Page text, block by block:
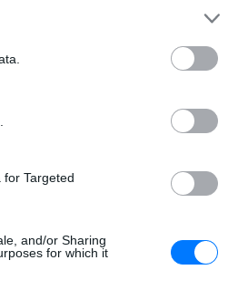
Targeted
and/or Sharing
for which it
Οι συναυλίες
εισιτήρια -
τις τιμές
Έφτιαξαν το
μουσική - Πού